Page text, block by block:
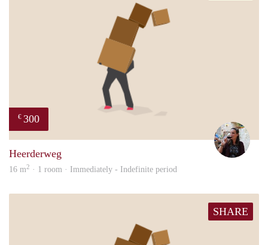
€ 300
Heerderweg
16 m2 · 1 room · Immediately - Indefinite period
SHARE